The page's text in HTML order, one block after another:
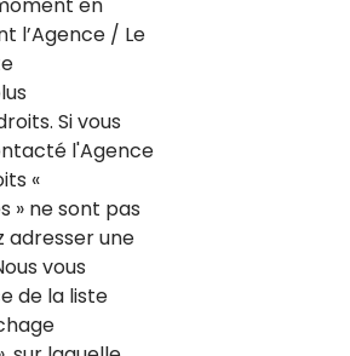
l’Agence / Le
Si vous
l'Agence
«
» ne sont pas
adresser une
vous
de la liste